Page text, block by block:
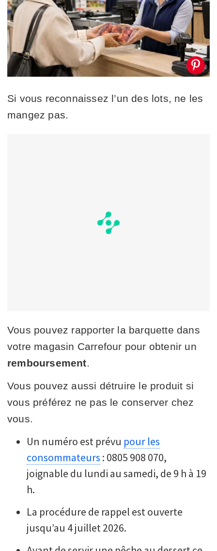
Si vous reconnaissez l’un des lots, ne les
mangez pas.
Vous pouvez rapporter la barquette dans
votre magasin Carrefour pour obtenir un
remboursement.
Vous pouvez aussi détruire le produit si
vous préférez ne pas le conserver chez
vous.
Un numéro est prévu pour les
consommateurs : 0805 908 070,
joignable du lundi au samedi, de 9 h à 19
h.
La procédure de rappel est ouverte
jusqu’au 4 juillet 2026.